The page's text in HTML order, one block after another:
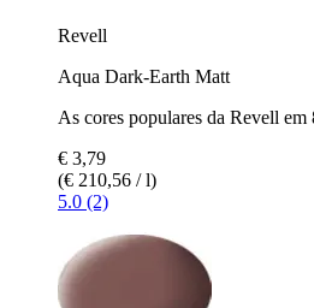
Revell
Aqua Dark-Earth Matt
As cores populares da Revell em
€ 3,79
(€ 210,56 / l)
5.0 (2)